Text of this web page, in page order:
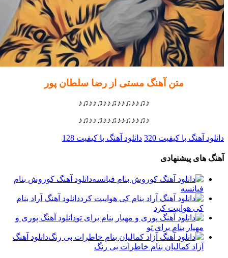
متن آهنگ مستی از رضا سلطان پور
♪♫♪♪♫♪♪♫♪♪♫♪♪♫♪
♪♫♪♪♫♪♪♫♪♪♫♪♪♫♪
آهنگ با کیفیت 320 دانلود آهنگ با کیفیت 128
پیشنهادی
دانلود آهنگ کوروش بنام
فیانسه
دانلود آهنگ آراد بنام
کی هواییت کرد
دانلود آهنگ پوری و
مهیار بنام برای تو
دانلود آهنگ
آزاد کمالیان بنام خاطرات بی رنگ